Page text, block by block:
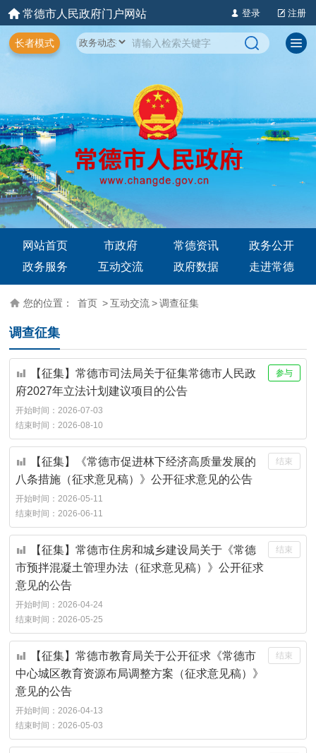
常德市人民政府门户网站 登录 注册
长者模式
网站首页 市政府 常德资讯
政务公开
政务服务
互动交流 政府数据 走进常德
您的位置： 首页 > 互动交流 > 调查征集
调查征集
参与
【征集】常德市司法局关于征集常德市人民政
府2027年立法计划建议项目的公告
开始时间：2026-07-03
结束时间：2026-08-10
结束
【征集】《常德市促进林下经济高质量发展的
八条措施（征求意见稿）》公开征求意见的公告
开始时间：2026-05-11
结束时间：2026-06-11
结束
【征集】常德市住房和城乡建设局关于《常德
市预拌混凝土管理办法（征求意见稿）》公开征求
意见的公告
开始时间：2026-04-24
结束时间：2026-05-25
结束
【征集】常德市教育局关于公开征求《常德市
中心城区教育资源布局调整方案（征求意见稿）》
意见的公告
开始时间：2026-04-13
结束时间：2026-05-03